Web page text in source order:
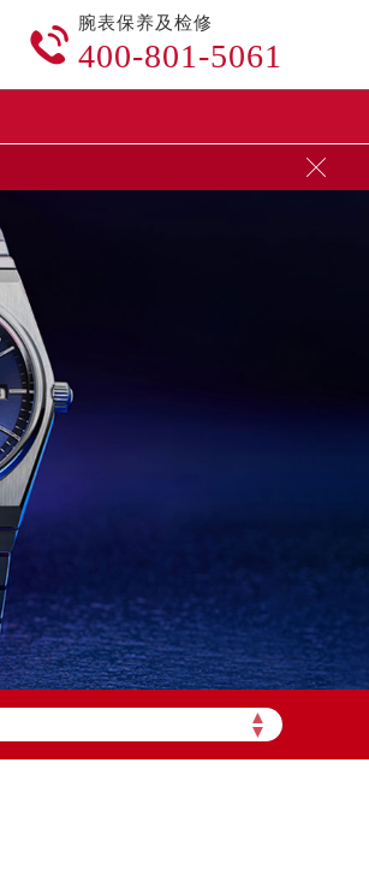

腕表保养及检修
400-801-5061

▲
▼